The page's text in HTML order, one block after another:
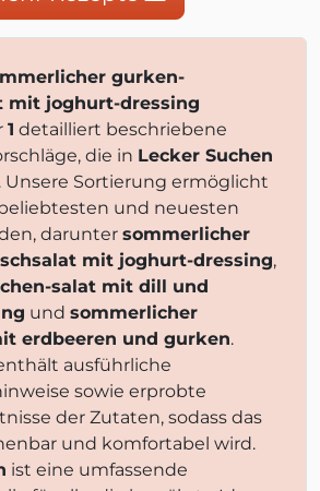
gurken-
mit joghurt-dressing
1 detailliert beschriebene
die in Lecker Suchen
Unsere Sortierung ermöglicht
und neuesten
darunter sommerlicher
mit joghurt-dressing,
salat mit dill und
und sommerlicher
erdbeeren und gurken.
ausführliche
sowie erprobte
der Zutaten, sodass das
und komfortabel wird.
ist eine umfassende